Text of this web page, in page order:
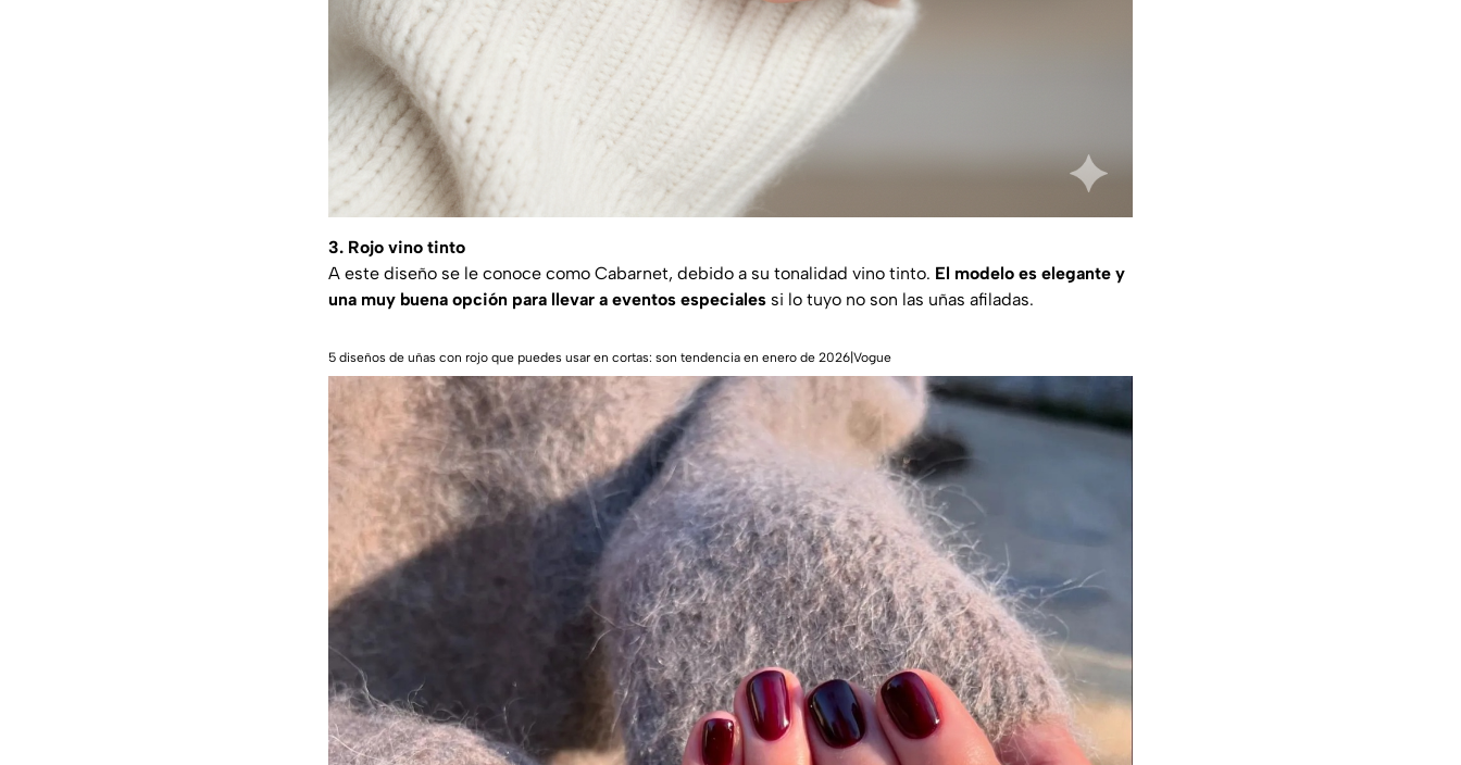
3. Rojo vino tinto
A este diseño se le conoce como Cabarnet, debido a su tonalidad vino tinto. El modelo es elegante y
una muy buena opción para llevar a eventos especiales si lo tuyo no son las uñas afiladas.
5 diseños de uñas con rojo que puedes usar en cortas: son tendencia en enero de 2026|Vogue